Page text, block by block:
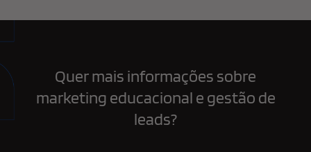
Quer mais informações sobre
marketing educacional e gestão de
leads?